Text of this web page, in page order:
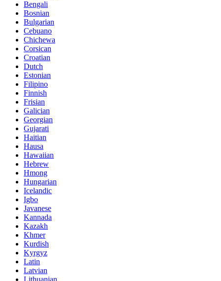
Bengali
Bosnian
Bulgarian
Cebuano
Chichewa
Corsican
Croatian
Dutch
Estonian
Filipino
Finnish
Frisian
Galician
Georgian
Gujarati
Haitian
Hausa
Hawaiian
Hebrew
Hmong
Hungarian
Icelandic
Igbo
Javanese
Kannada
Kazakh
Khmer
Kurdish
Kyrgyz
Latin
Latvian